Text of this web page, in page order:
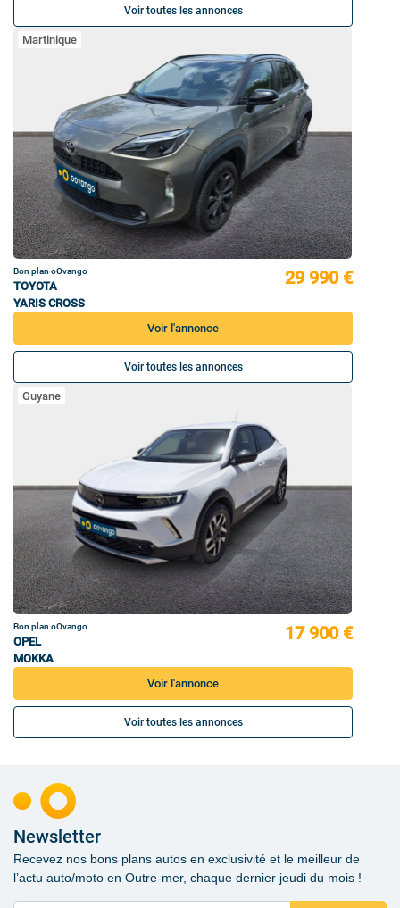
Voir toutes les annonces
Martinique
Bon plan oOvango
TOYOTA
YARIS CROSS
29 990 €
Voir l'annonce
Voir toutes les annonces
Guyane
Bon plan oOvango
OPEL
MOKKA
17 900 €
Voir l'annonce
Voir toutes les annonces
Newsletter
Recevez nos bons plans autos en exclusivité et le meilleur de
l’actu auto/moto en Outre-mer, chaque dernier jeudi du mois !